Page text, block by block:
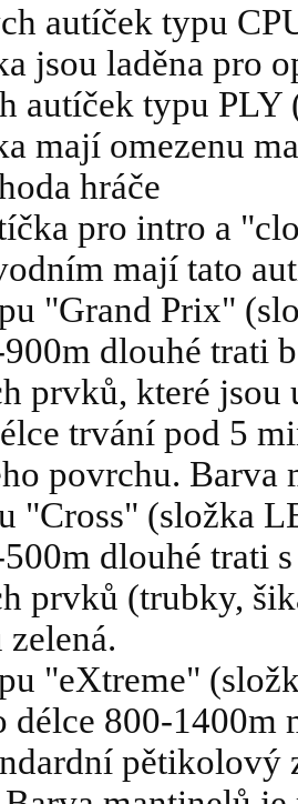
autíček typu
jsou laděna pro
autíček typu
mají omezenu
hráče
pro intro a
mají tato
"Grand Prix"
dlouhé trati
prvků, které
trvání pod 5
povrchu. Barva
"Cross" (složka
dlouhé trati
prvků (trubky,
"eXtreme"
délce 800-1400m
pětikolový